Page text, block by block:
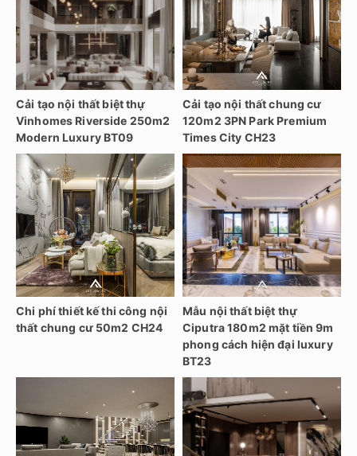
Cải tạo nội thất biệt thự
Vinhomes Riverside 250m2
Modern Luxury BT09
Cải tạo nội thất chung cư
120m2 3PN Park Premium
Times City CH23
Chi phí thiết kế thi công nội
thất chung cư 50m2 CH24
Mẫu nội thất biệt thự
Ciputra 180m2 mặt tiền 9m
phong cách hiện đại luxury
BT23